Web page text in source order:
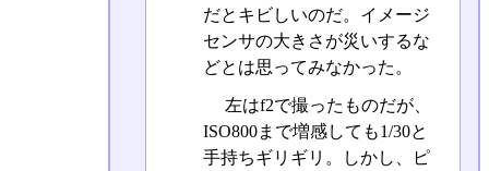
だとキビしいのだ。イメージ
センサの大きさが災いするな
どとは思ってみなかった。
左はf2で撮ったものだが、
ISO800まで増感しても1/30と
手持ちギリギリ。しかし、ピ